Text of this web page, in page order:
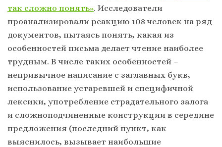
так сложно понять». Исследователи
проанализировали реакцию 108 человек на ряд
документов, пытаясь понять, какая из
особенностей письма делает чтение наиболее
трудным. В числе таких особенностей –
непривычное написание с заглавных букв,
использование устаревшей и специфичной
лексики, употребление страдательного залога
и сложноподчиненные конструкции в середине
предложения (последний пункт, как
выяснилось, вызывает наибольшие